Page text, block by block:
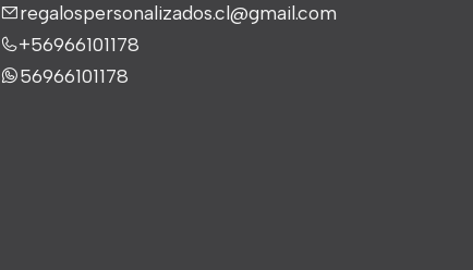
regalospersonalizados.cl@gmail.com
+56966101178
56966101178